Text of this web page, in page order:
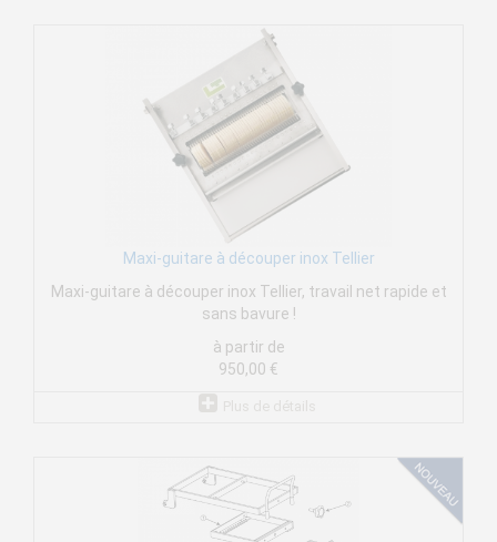
Maxi-guitare à découper inox Tellier
Maxi-guitare à découper inox Tellier, travail net rapide et
sans bavure !
à partir de
950,00 €